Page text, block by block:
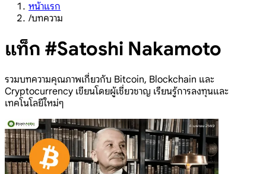
หน้าแรก
/บทความ
แท็ก #Satoshi Nakamoto
รวมบทความคุณภาพเกี่ยวกับ Bitcoin, Blockchain และ
Cryptocurrency เขียนโดยผู้เชี่ยวชาญ เรียนรู้การลงทุนและ
เทคโนโลยีใหม่ๆ